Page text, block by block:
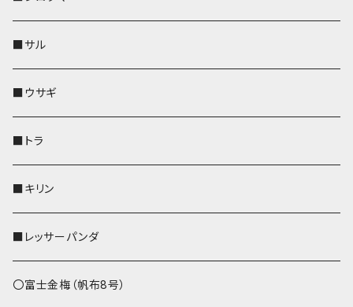
靴下・ミニタオル
その他
その他
靴下・ミニタオル
その他
ペンホルダー
靴下・ミニタオル
財布
その他
財布
その他
AppleWatchバンド
財布
ペットボトルホルダー
その他
リール付きストラップ
リールのみ
ストラップ付
メガネケース
財布
リールのみ
ストラップ付
ペットボトルホルダー
キーケース
ペンホルダー
AppleWatchバンド
L字ファスナー財布
その他
財布
Apple Watchバンド
■サル
■ウサギ
■トラ
■キリン
■レッサーパンダ
〇富士金梅（帆布8号）